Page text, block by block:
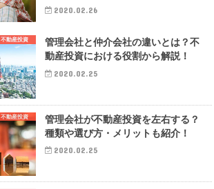
2020.02.26
不動産投資
管理会社と仲介会社の違いとは？不
動産投資における役割から解説！
2020.02.25
不動産投資
管理会社が不動産投資を左右する？
種類や選び方・メリットも紹介！
2020.02.25